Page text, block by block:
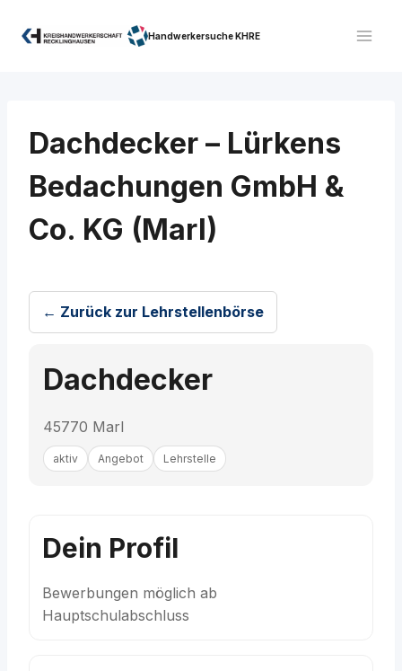
Inhalt
Handwerkersuche KHRE
Dachdecker – Lürkens
Bedachungen GmbH &
Co. KG (Marl)
← Zurück zur Lehrstellenbörse
Dachdecker
45770 Marl
aktiv Angebot Lehrstelle
Dein Profil
Bewerbungen möglich ab
Hauptschulabschluss